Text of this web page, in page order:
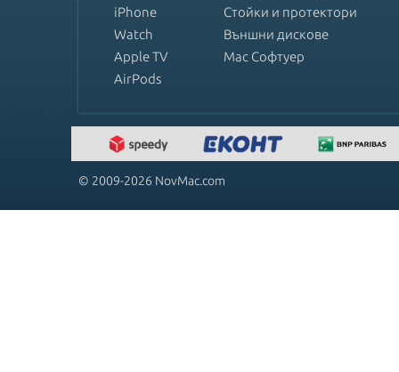
iPhone
Watch
Apple TV
AirPods
Стойки и протектори
Външни дискове
Mac Софтуер
© 2009-2026 NovMac.com